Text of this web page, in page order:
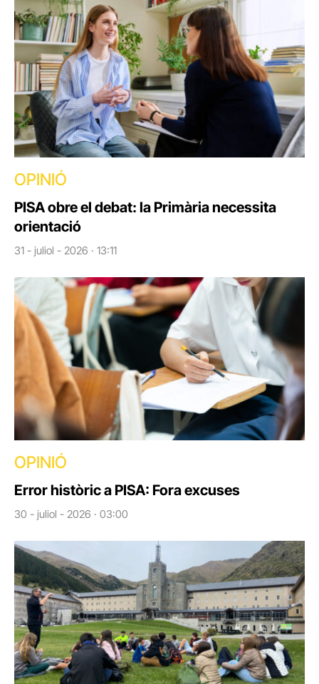
OPINIÓ
PISA obre el debat: la Primària necessita
orientació
31 - juliol - 2026 · 13:11
OPINIÓ
Error històric a PISA: Fora excuses
30 - juliol - 2026 · 03:00